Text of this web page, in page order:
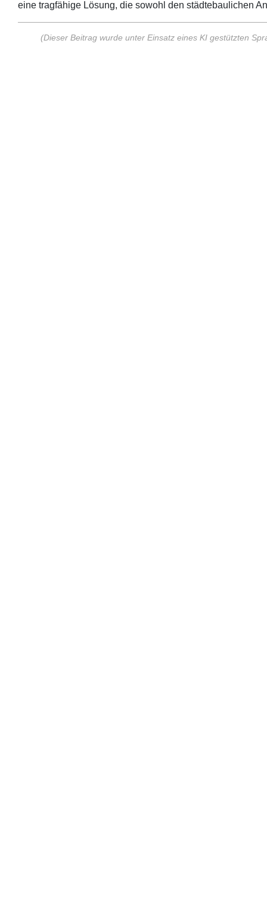
eine tragfähige Lösung, die sowohl den städtebaulichen
(Dieser Beitrag wurde unter Einsatz eines KI gestützten